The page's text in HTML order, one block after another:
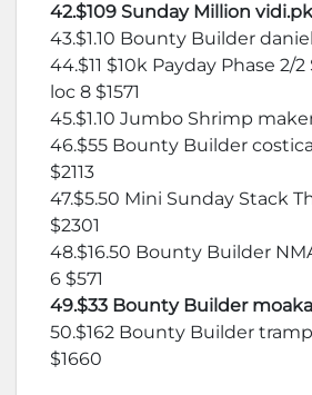
42.$109 Sunday Million
43.$1.10 Bounty Builder
44.$11 $10k Payday Phase 2/2
loc 8 $1571
45.$1.10 Jumbo Shrimp
46.$55 Bounty Builder
$2113
47.$5.50 Mini Sunday Stack
$2301
48.$16.50 Bounty Builder
6 $571
49.$33 Bounty Builder
50.$162 Bounty Builder
$1660